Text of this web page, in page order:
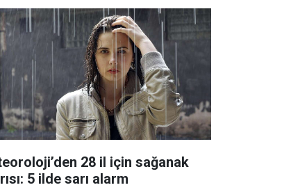
28 il için sağanak
5 ilde sarı alarm